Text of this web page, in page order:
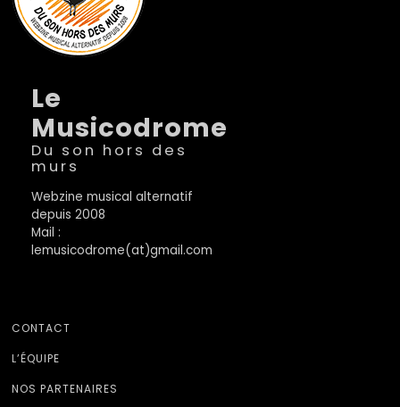
Le
Musicodrome
Du son hors des
murs
Webzine musical alternatif
depuis 2008
Mail :
lemusicodrome(at)gmail.com
CONTACT
L’ÉQUIPE
NOS PARTENAIRES